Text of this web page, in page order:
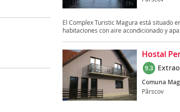
El Complex Turistic Magura está situado
habitaciones con aire acondicionado y
Hostal
9.3
Comuna
Pârscov